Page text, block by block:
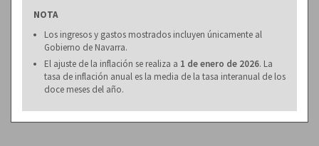
NOTA
Los ingresos y gastos mostrados incluyen únicamente al
Gobierno de Navarra.
El ajuste de la inflación se realiza a 1 de enero de 2026. La
tasa de inflación anual es la media de la tasa interanual de los
doce meses del año.